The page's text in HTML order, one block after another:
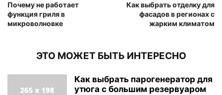
Почему не работает
функция гриля в
микроволновке
Как выбрать отделку для
фасадов в регионах с
жарким климатом
ЭТО МОЖЕТ БЫТЬ ИНТЕРЕСНО
Как выбрать парогенератор для
утюга с большим резервуаром